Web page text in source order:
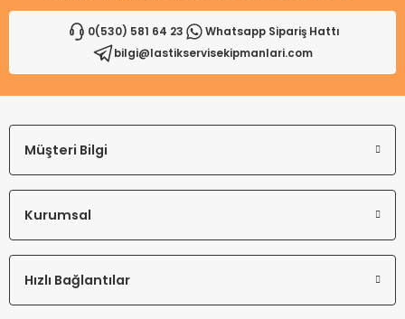
Gönder
0(530) 581 64 23
Whatsapp Sipariş Hattı
bilgi@lastikservisekipmanlari.com
Müşteri Bilgi
Kurumsal
Hızlı Bağlantılar